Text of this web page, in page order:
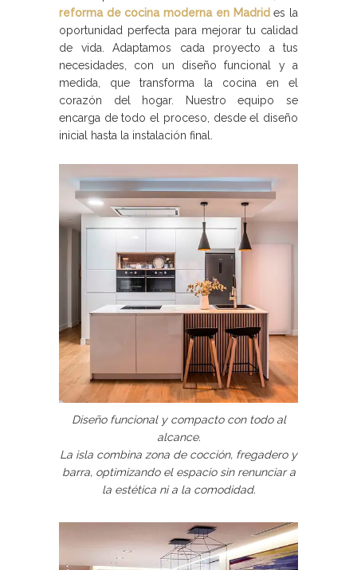
reforma de cocina moderna en Madrid es la
oportunidad perfecta para mejorar tu calidad
de vida. Adaptamos cada proyecto a tus
necesidades, con un diseño funcional y a
medida, que transforma la cocina en el
corazón del hogar. Nuestro equipo se
encarga de todo el proceso, desde el diseño
inicial hasta la instalación final.
Diseño funcional y compacto con todo al
alcance.
La isla combina zona de cocción, fregadero y
barra, optimizando el espacio sin renunciar a
la estética ni a la comodidad.